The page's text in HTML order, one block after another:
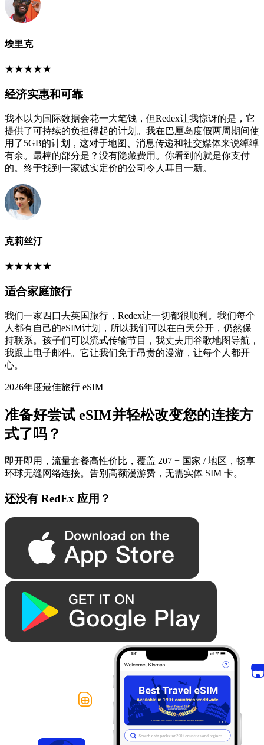
埃里克
★★★★★
经济实惠和可靠
我本以为国际数据会花一大笔钱，但Redex让我惊讶的是，它
提供了可持续的负担得起的计划。我在巴厘岛度假两周期间使
用了5GB的计划，这对于地图、消息传递和社交媒体来说绰绰
有余。最棒的部分是？没有隐藏费用。你看到的就是你支付
的。终于找到一家诚实定价的公司令人耳目一新。
克莉丝汀
★★★★★
适合家庭旅行
我们一家四口去英国旅行，Redex让一切都很顺利。我们每个
人都有自己的eSIM计划，所以我们可以在白天分开，仍然保
持联系。孩子们可以流式传输节目，我丈夫用谷歌地图导航，
我跟上电子邮件。它让我们免于昂贵的漫游，让每个人都开
心。
2026年度最佳旅行 eSIM
准备好尝试 eSIM并轻松改变您的连接方
式了吗？
即开即用，流量套餐高性价比，覆盖 207 + 国家 / 地区，畅享
环球无缝网络连接。告别高额漫游费，无需实体 SIM 卡。
还没有 RedEx 应用？